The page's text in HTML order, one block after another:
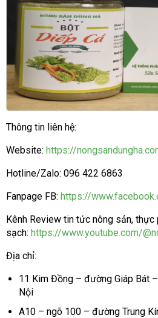
Thông tin liên hệ:
Website: https://
Hotline/Zalo: 096 422 6863
Fanpage FB: https://
Kênh Review tin tức nông sản, thực
sạch: https://www.youtube.com/
Địa chỉ:
11 Kim Đồng – đường Giáp Bát
Nội
A10 – ngõ 100 – đường Trung